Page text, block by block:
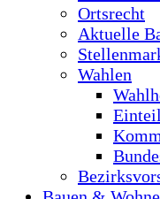
Ortsrecht
Aktuelle
Wahlen